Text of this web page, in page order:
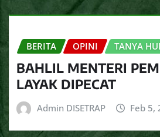
BERITA OPINI TANYA
BAHLIL MENTERI
LAYAK DIPECAT
Admin DISETRAP Feb 5,